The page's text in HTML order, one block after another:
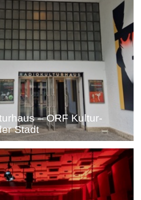
– ORF Kultur-
Stadt